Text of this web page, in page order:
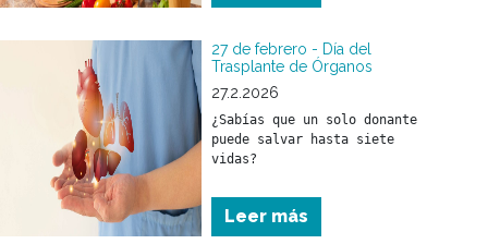
afecta a cientos de millones
27 de febrero - Día del
Trasplante de Órganos
27.2.2026
¿Sabías que un solo donante
puede salvar hasta siete
vidas?
Leer más